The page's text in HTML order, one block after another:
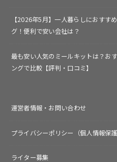
【2026年5月】一人暮らしにおすす
グ！便利で安い会社は？
最も安い人気のミールキットは？お
ングで比較【評判・口コミ】
運営者情報・お問い合わせ
プライバシーポリシー（個人情報保
ライター募集